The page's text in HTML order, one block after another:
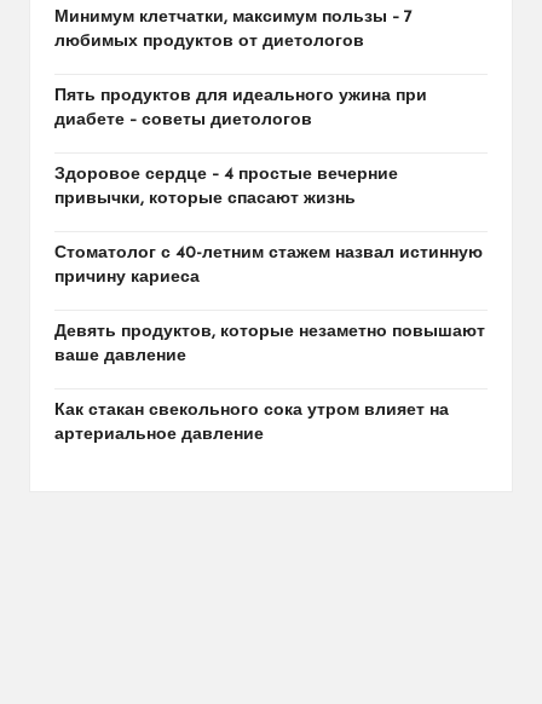
Минимум клетчатки, максимум пользы – 7
любимых продуктов от диетологов
Пять продуктов для идеального ужина при
диабете – советы диетологов
Здоровое сердце – 4 простые вечерние
привычки, которые спасают жизнь
Стоматолог с 40-летним стажем назвал истинную
причину кариеса
Девять продуктов, которые незаметно повышают
ваше давление
Как стакан свекольного сока утром влияет на
артериальное давление